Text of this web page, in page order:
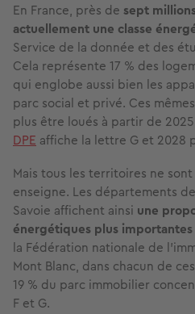
En France, près de sept
actuellement une classe
Service de la donnée et des
Cela représente 17 % des
qui englobe aussi bien les
parc social et privé. Ces
plus être loués à partir de
DPE affiche la lettre G et 2028
Mais tous les territoires ne
enseigne. Les départements
Savoie affichent ainsi une
énergétiques plus importantes
la Fédération nationale de
Mont Blanc, dans chacun de
19 % du parc immobilier
F et G.